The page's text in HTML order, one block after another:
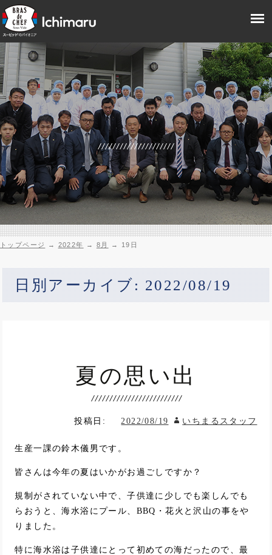
トップページ → 2022年 → 8月 → 19日
日別アーカイブ: 2022/08/19
夏の思い出
投稿日: 2022/08/19 いちまるスタッフ
生産一課の鈴木儀男です。
皆さんは今年の夏はいかがお過ごしですか？
規制がされていない中で、子供達に少しでも楽しんでも
らおうと、海水浴にプール、BBQ・花火と沢山の事をや
りました。
特に海水浴は子供達にとって初めての海だったので、最